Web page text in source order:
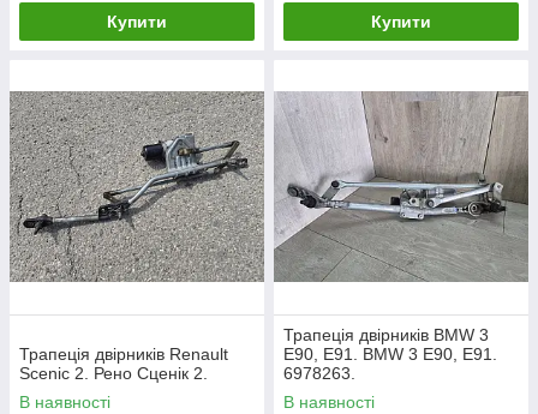
Купити Купити
Трапеція двірників Renault
Scenic 2. Рено Сценік 2.
В наявності
Трапеція двірників BMW 3
E90, E91. BMW 3 Е90, Е91.
6978263.
В наявності